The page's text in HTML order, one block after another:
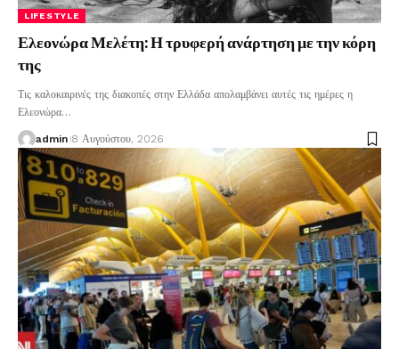
LIFESTYLE
Ελεονώρα Μελέτη: Η τρυφερή ανάρτηση με την κόρη
της
Τις καλοκαιρινές της διακοπές στην Ελλάδα απολαμβάνει αυτές τις ημέρες η
Ελεονώρα…
admin 8 Αυγούστου, 2026